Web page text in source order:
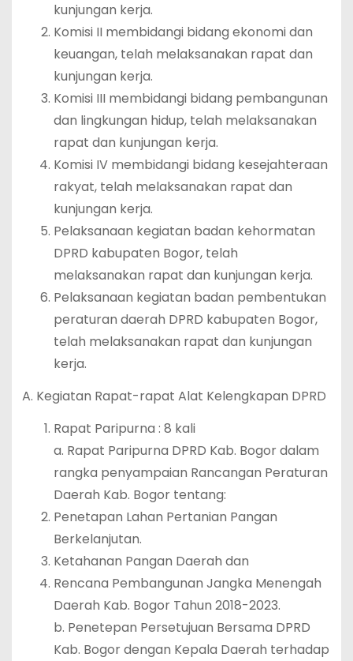
kunjungan kerja.
Komisi II membidangi bidang ekonomi dan
keuangan, telah melaksanakan rapat dan
kunjungan kerja.
Komisi III membidangi bidang pembangunan
dan lingkungan hidup, telah melaksanakan
rapat dan kunjungan kerja.
Komisi IV membidangi bidang kesejahteraan
rakyat, telah melaksanakan rapat dan
kunjungan kerja.
Pelaksanaan kegiatan badan kehormatan
DPRD kabupaten Bogor, telah
melaksanakan rapat dan kunjungan kerja.
Pelaksanaan kegiatan badan pembentukan
peraturan daerah DPRD kabupaten Bogor,
telah melaksanakan rapat dan kunjungan
kerja.
A. Kegiatan Rapat-rapat Alat Kelengkapan DPRD
Rapat Paripurna : 8 kali
a. Rapat Paripurna DPRD Kab. Bogor dalam
rangka penyampaian Rancangan Peraturan
Daerah Kab. Bogor tentang:
Penetapan Lahan Pertanian Pangan
Berkelanjutan.
Ketahanan Pangan Daerah dan
Rencana Pembangunan Jangka Menengah
Daerah Kab. Bogor Tahun 2018-2023.
b. Penetepan Persetujuan Bersama DPRD
Kab. Bogor dengan Kepala Daerah terhadap